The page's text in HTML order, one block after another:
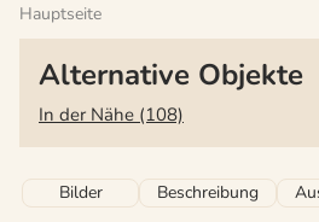
Hauptseite
Alternative Objekte
In der Nähe (108)
Bilder Beschreibung